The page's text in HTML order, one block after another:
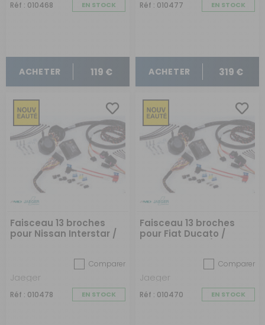
Réf : 010468 EN STOCK
ACHETER 119 €
Réf : 010477 EN STOCK
ACHETER 319 €
Faisceau 13 broches
pour Nissan Interstar /
Comparer
Jaeger
Réf : 010478 EN STOCK
Faisceau 13 broches
pour Fiat Ducato /
câblage de juin 2006 à
janvier 2011
Comparer
Jaeger
Réf : 010470 EN STOCK